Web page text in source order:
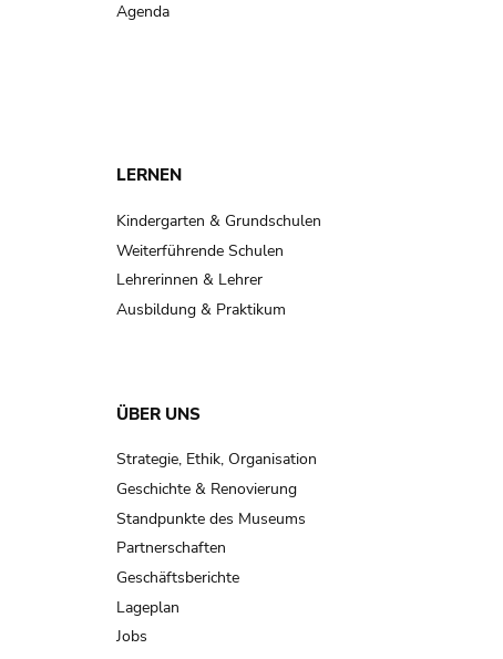
Agenda
LERNEN
Kindergarten & Grundschulen
Weiterführende Schulen
Lehrerinnen & Lehrer
Ausbildung & Praktikum
ÜBER UNS
Strategie, Ethik, Organisation
Geschichte & Renovierung
Standpunkte des Museums
Partnerschaften
Geschäftsberichte
Lageplan
Jobs